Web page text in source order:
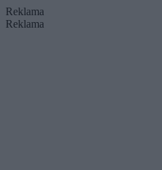
Reklama
Reklama